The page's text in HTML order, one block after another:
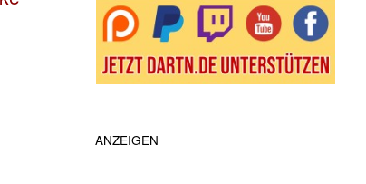
ANZEIGEN